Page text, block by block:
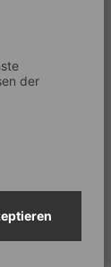
x 220
x 400 x